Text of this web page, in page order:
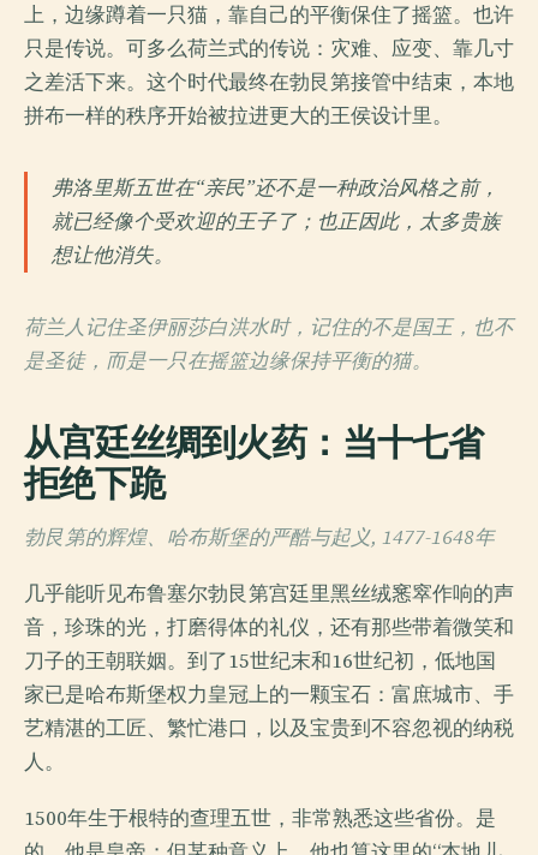
上，边缘蹲着一只猫，靠自己的平衡保住了摇篮。也许
只是传说。可多么荷兰式的传说：灾难、应变、靠几寸
之差活下来。这个时代最终在勃艮第接管中结束，本地
拼布一样的秩序开始被拉进更大的王侯设计里。
弗洛里斯五世在“亲民”还不是一种政治风格之前，
就已经像个受欢迎的王子了；也正因此，太多贵族
想让他消失。
荷兰人记住圣伊丽莎白洪水时，记住的不是国王，也不
是圣徒，而是一只在摇篮边缘保持平衡的猫。
从宫廷丝绸到火药：当十七省
拒绝下跪
勃艮第的辉煌、哈布斯堡的严酷与起义, 1477-1648年
几乎能听见布鲁塞尔勃艮第宫廷里黑丝绒窸窣作响的声
音，珍珠的光，打磨得体的礼仪，还有那些带着微笑和
刀子的王朝联姻。到了15世纪末和16世纪初，低地国
家已是哈布斯堡权力皇冠上的一颗宝石：富庶城市、手
艺精湛的工匠、繁忙港口，以及宝贵到不容忽视的纳税
人。
1500年生于根特的查理五世，非常熟悉这些省份。是